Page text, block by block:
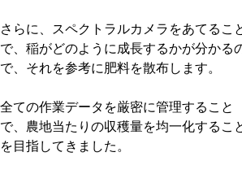
さらに、スペクトラルカメラをあてるこ
で、稲がどのように成長するかが分かる
で、それを参考に肥料を散布します。
全ての作業データを厳密に管理すること
で、農地当たりの収穫量を均一化するこ
を目指してきました。